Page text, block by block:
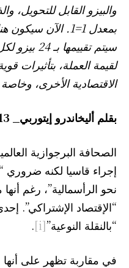
والبيزو القابل للتحويل،
بمعدل 1=1. الآن
سيتم
لقيمة العملة، بتأثيرات
الاقتصادية الأخرى،
بقلم أليخاندرو إيتوربي_ 13 كانون الثاني 2021
الصحافة البرجوازية
إجراء قاسيا لكنه ضروري
نحو الرأسمالية”، رغم
“الإقتصاد الإشتراكي”.
“بالنقلة النوعية”[i]
.
في مقاربة تظهر على أنها